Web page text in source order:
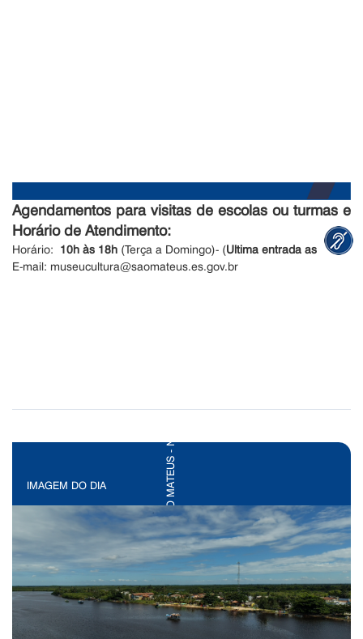
Agendamentos para visitas de escolas ou turmas e
Horário de Atendimento:
Horário: 10h às 18h (Terça a Domingo)- (Ultima entrada as 17h)
E-mail: museucultura@saomateus.es.gov.br
IMAGEM DO DIA